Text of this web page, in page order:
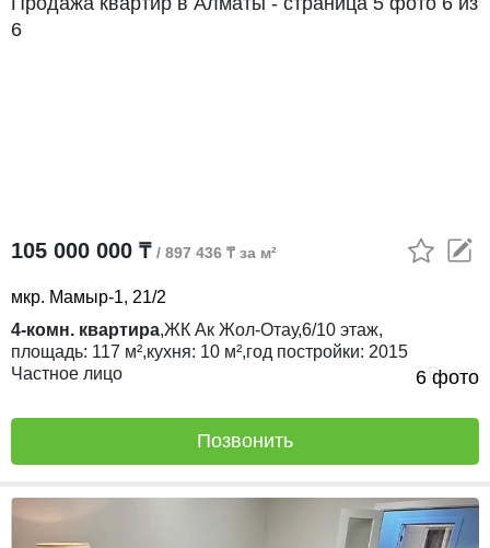
6 фото
105 000 000 ₸ / 897 436 ₸ за м²
мкр. Мамыр-1, 21/2
4-комн. квартира,ЖК Ак Жол-Отау,6/10 этаж,
площадь: 117 м²,кухня: 10 м²,год постройки: 2015
Частное лицо
Вчера
Позвонить